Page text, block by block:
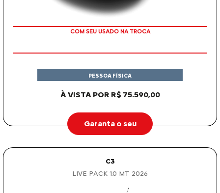
COM SEU USADO NA TROCA
À VISTA POR R$ 75.590,00
PESSOA FÍSICA
Garanta o seu
C3
LIVE PACK 1.0 MT 2026